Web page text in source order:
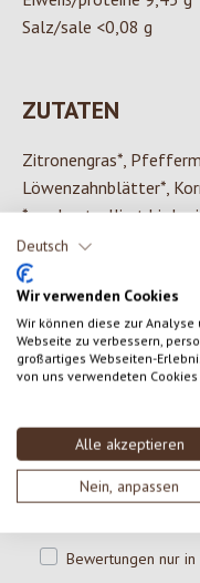
Deutsch
Wir verwenden Cookies
Wir können diese zur
Webseite zu verbessern,
großartiges Webseiten-
von uns verwendeten
Alle akzeptieren
Nein, anpassen
Salz/sale <0,08 g
ZUTATEN
Zitronengras*,
Löwenzahnblätter*,
*aus kontrolliert
0 von 0 Bewertungen
Teile deine
SCHREIBE EINE
Bewertungen nur